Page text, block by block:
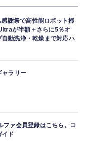
謝祭で高性能ロボット掃
が半額＋さらに5％オ
自動洗浄・乾燥まで対応ハ
ャラリー
ファ会員登録はこちら。コ
イド